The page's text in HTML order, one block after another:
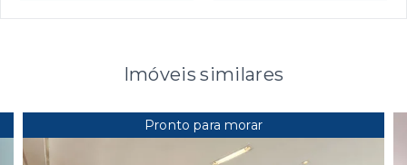
Imóveis similares
Pronto para morar